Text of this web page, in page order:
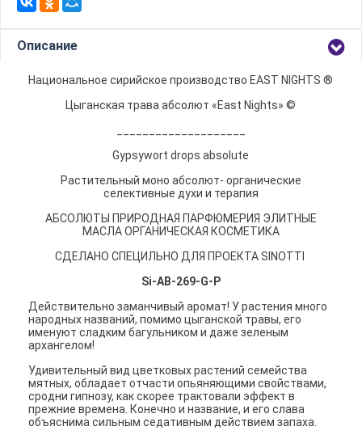
Описание
Национальное сирийское производство EAST NIGHTS ®
Цыганская трава абсолют «East Nights» ©
Gypsywort drops absolute
Растительный моно абсолют- органические
селективные духи и терапия
АБСОЛЮТЫ ПРИРОДНАЯ ПАРФЮМЕРИЯ ЭЛИТНЫЕ
МАСЛА ОРГАНИЧЕСКАЯ КОСМЕТИКА
СДЕЛАНО СПЕЦИЛЬНО ДЛЯ ПРОЕКТА SINOTTI
Si-AB-269-G-P
Действительно заманчивый аромат! У растения много
народных названий, помимо цыганской травы, его
именуют сладким багульником и даже зеленым
архангелом!
Удивительный вид цветковых растений семейства
мятных, обладает отчасти опьяняющими свойствами,
сродни гипнозу, как скорее трактовали эффект в
прежние времена. Конечно и название, и его слава
объяснима сильным седативным действием запаха.